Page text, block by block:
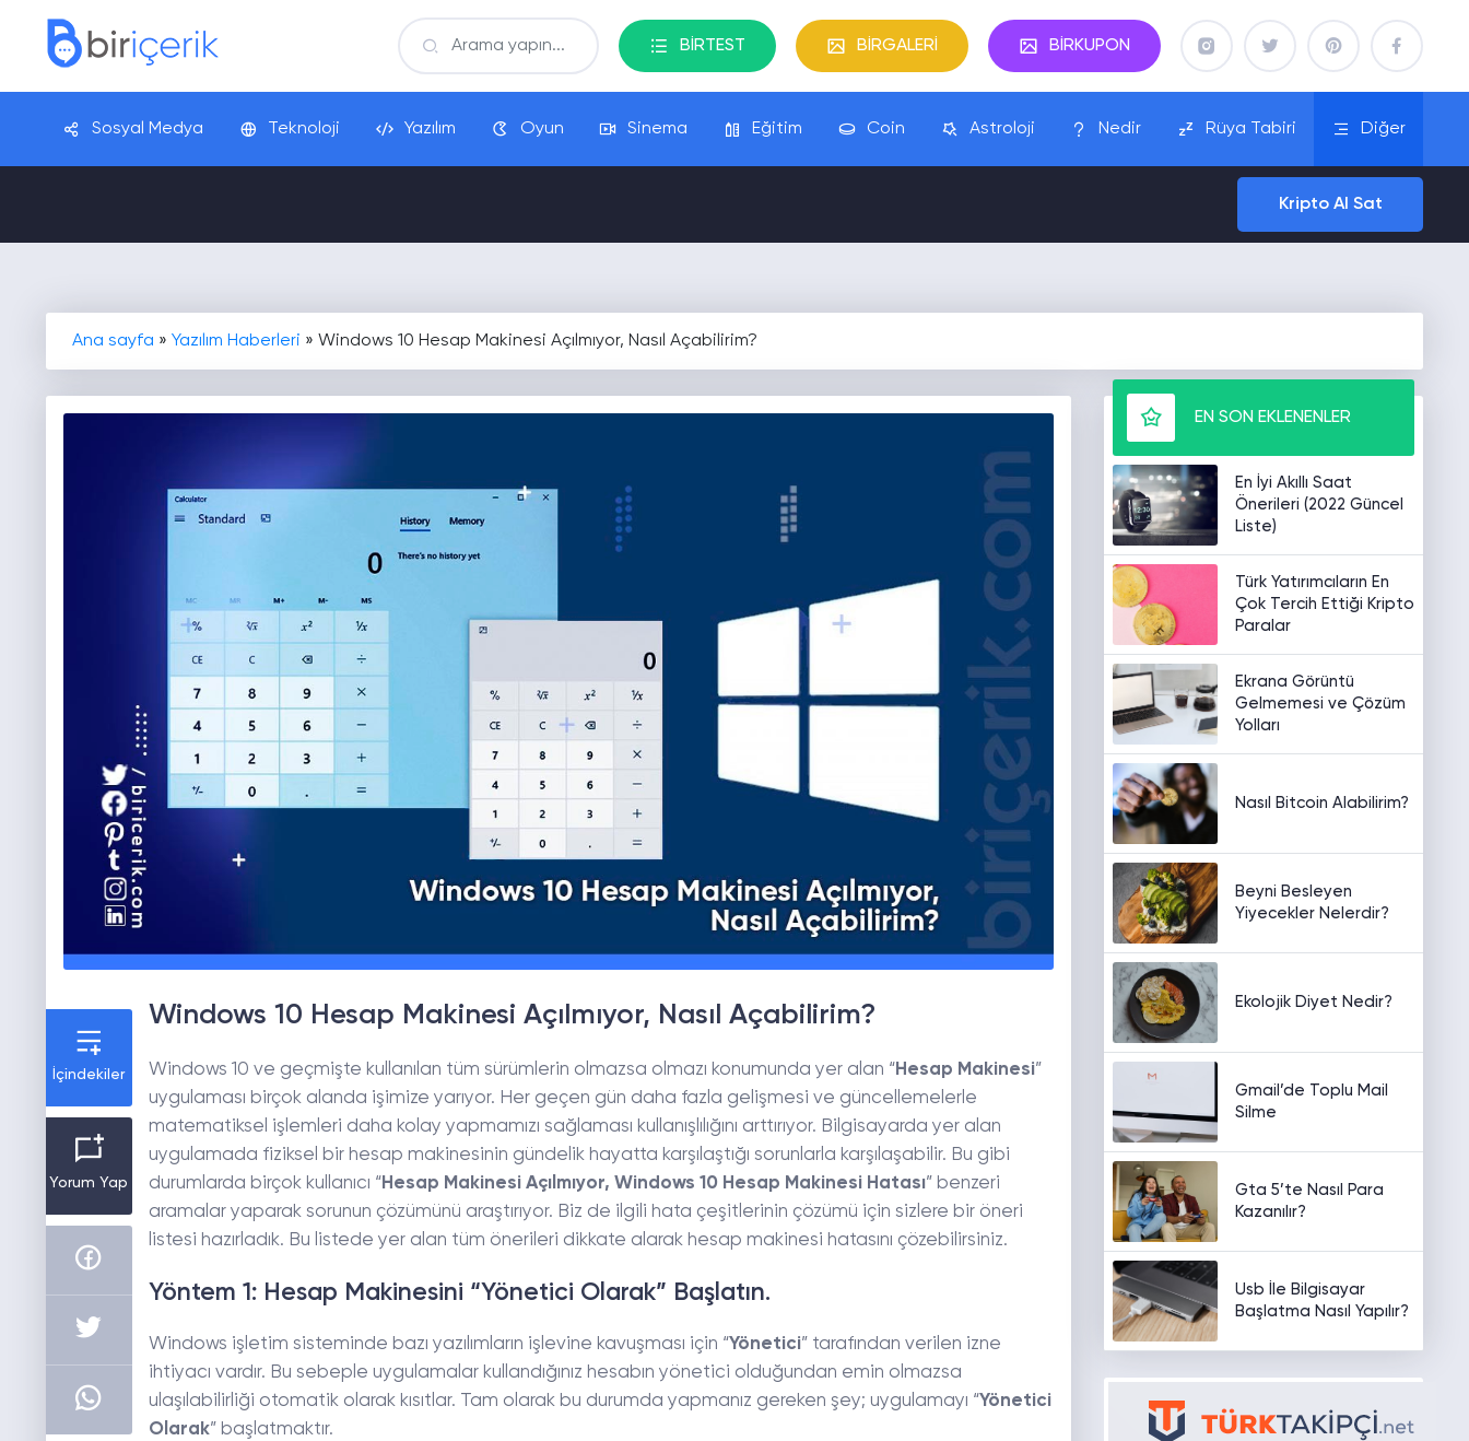
BİRTEST BİRGALERİ BİRKUPON
Sosyal Medya Teknoloji Yazılım Oyun Sinema Eğitim Coin Astroloji Nedir Rüya Tabiri Diğer
Kripto Al Sat
Ana sayfa » Yazılım Haberleri » Windows 10 Hesap Makinesi Açılmıyor, Nasıl Açabilirim?
İçindekiler
Yorum Yap
Windows 10 Hesap Makinesi Açılmıyor, Nasıl Açabilirim?
Windows 10 ve geçmişte kullanılan tüm sürümlerin olmazsa olmazı konumunda yer alan “Hesap Makinesi”
uygulaması birçok alanda işimize yarıyor. Her geçen gün daha fazla gelişmesi ve güncellemelerle
matematiksel işlemleri daha kolay yapmamızı sağlaması kullanışlılığını arttırıyor. Bilgisayarda yer alan
uygulamada fiziksel bir hesap makinesinin gündelik hayatta karşılaştığı sorunlarla karşılaşabilir. Bu gibi
durumlarda birçok kullanıcı “Hesap Makinesi Açılmıyor, Windows 10 Hesap Makinesi Hatası” benzeri
aramalar yaparak sorunun çözümünü araştırıyor. Biz de ilgili hata çeşitlerinin çözümü için sizlere bir öneri
listesi hazırladık. Bu listede yer alan tüm önerileri dikkate alarak hesap makinesi hatasını çözebilirsiniz.
Yöntem 1: Hesap Makinesini “Yönetici Olarak” Başlatın.
Windows işletim sisteminde bazı yazılımların işlevine kavuşması için “Yönetici” tarafından verilen izne
ihtiyacı vardır. Bu sebeple uygulamalar kullandığınız hesabın yönetici olduğundan emin olmazsa
ulaşılabilirliği otomatik olarak kısıtlar. Tam olarak bu durumda yapmanız gereken şey; uygulamayı “Yönetici
Olarak” başlatmaktır.
EN SON EKLENENLER
En İyi Akıllı Saat
Önerileri (2022 Güncel
Liste)
Türk Yatırımcıların En
Çok Tercih Ettiği Kripto
Paralar
Ekrana Görüntü
Gelmemesi ve Çözüm
Yolları
Nasıl Bitcoin Alabilirim?
Beyni Besleyen
Yiyecekler Nelerdir?
Ekolojik Diyet Nedir?
Gmail’de Toplu Mail
Silme
Gta 5’te Nasıl Para
Kazanılır?
Usb İle Bilgisayar
Başlatma Nasıl Yapılır?